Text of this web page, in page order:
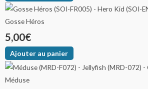
Gosse Héros
5,00€
Ajouter au panier
Méduse